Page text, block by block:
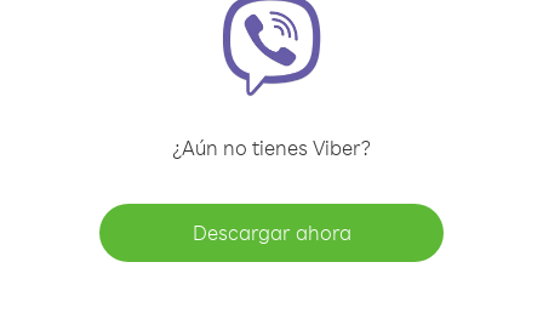
¿Aún no tienes Viber?
Descargar ahora